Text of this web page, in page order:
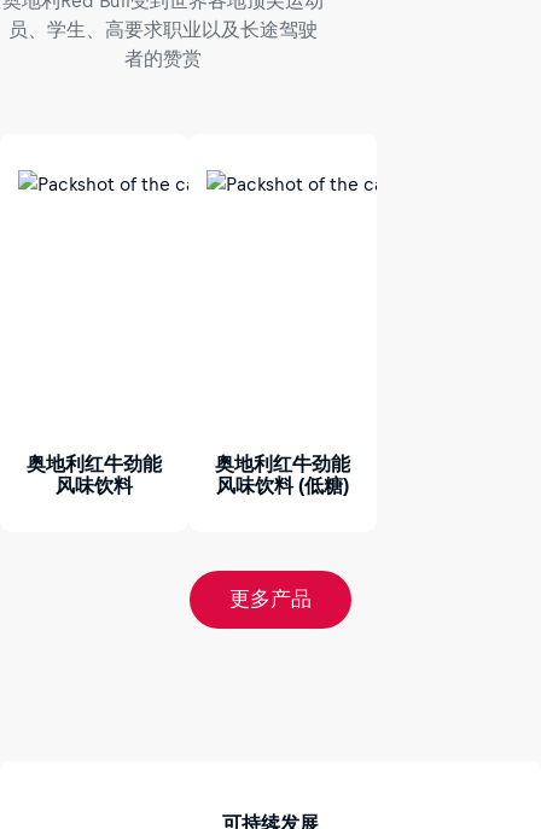
员、学生、高要求职业以及长途驾驶
者的赞赏
奥地利红牛劲能
风味饮料
奥地利红牛劲能
风味饮料 (低糖)
更多产品
可持续发展